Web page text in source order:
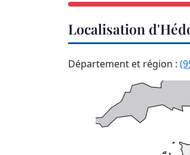
Localisation
Département et région :